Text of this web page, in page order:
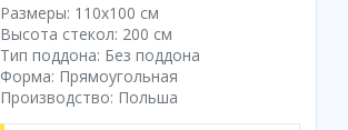
Размеры: 110x100 cм
Высота стекол: 200 см
Тип поддона: Без поддона
Форма: Прямоугольная
Производство: Польша